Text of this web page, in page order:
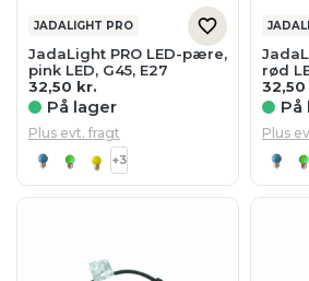
JADALIGHT PRO
JadaLight PRO LED-pære,
pink LED, G45, E27
32,50 kr.
På lager
Plus evt. fragt
+3
rød
32,50
På
Plus